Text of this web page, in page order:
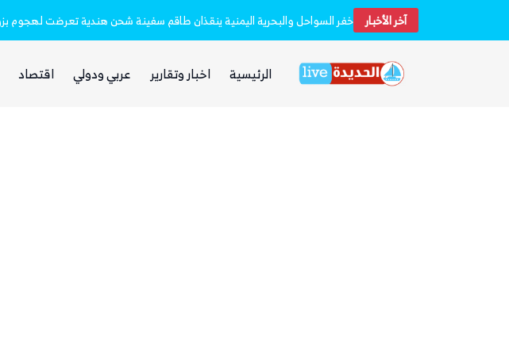
آخر الأخبار
الرئيسية اخبار وتقارير عربي ودولي اقتصاد